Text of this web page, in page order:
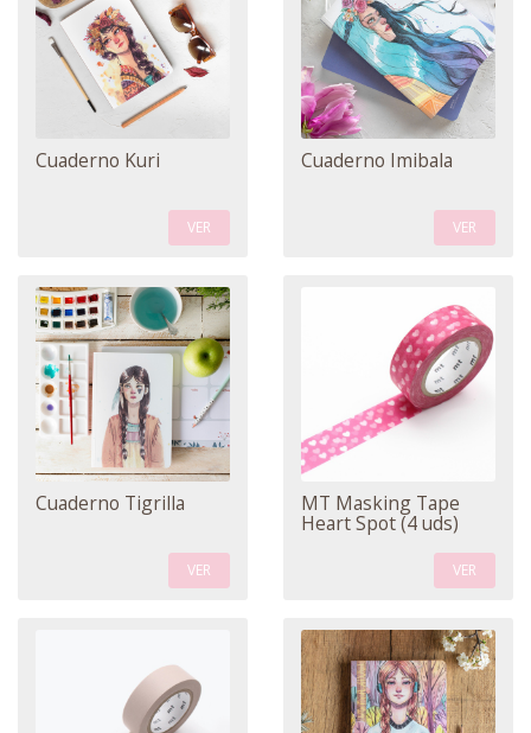
Cuaderno Kuri
VER
Cuaderno Imibala
VER
Cuaderno Tigrilla
VER
MT Masking Tape
Heart Spot (4 uds)
VER